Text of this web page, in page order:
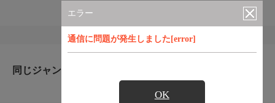
エラー
通信に問題が発生しました[error]
OK
同じジャンルのおすすめ番組